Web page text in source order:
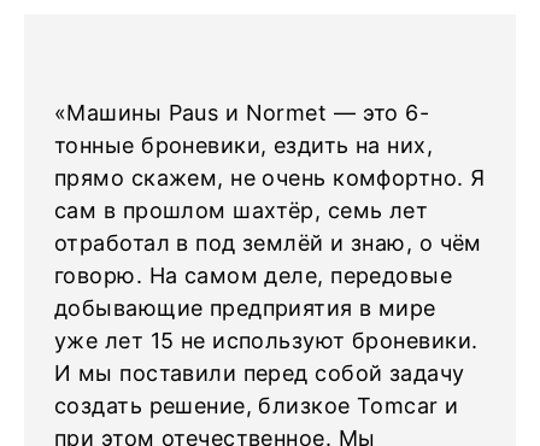
«Машины Paus и Normet — это 6-
тонные броневики, ездить на них,
прямо скажем, не очень комфортно. Я
сам в прошлом шахтёр, семь лет
отработал в под землёй и знаю, о чём
говорю. На самом деле, передовые
добывающие предприятия в мире
уже лет 15 не используют броневики.
И мы поставили перед собой задачу
создать решение, близкое Tomcar и
при этом отечественное. Мы